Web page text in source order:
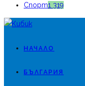
Спорт1 319
НАЧАЛО
БЪЛГАРИЯ